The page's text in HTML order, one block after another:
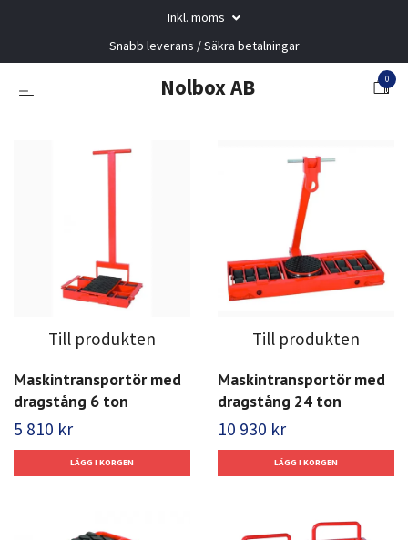
Inkl. moms
Snabb leverans / Säkra betalningar
Nolbox AB 0
Till produkten
Maskintransportör med
dragstång 6 ton
5 810 kr
Till produkten
Maskintransportör med
dragstång 24 ton
10 930 kr